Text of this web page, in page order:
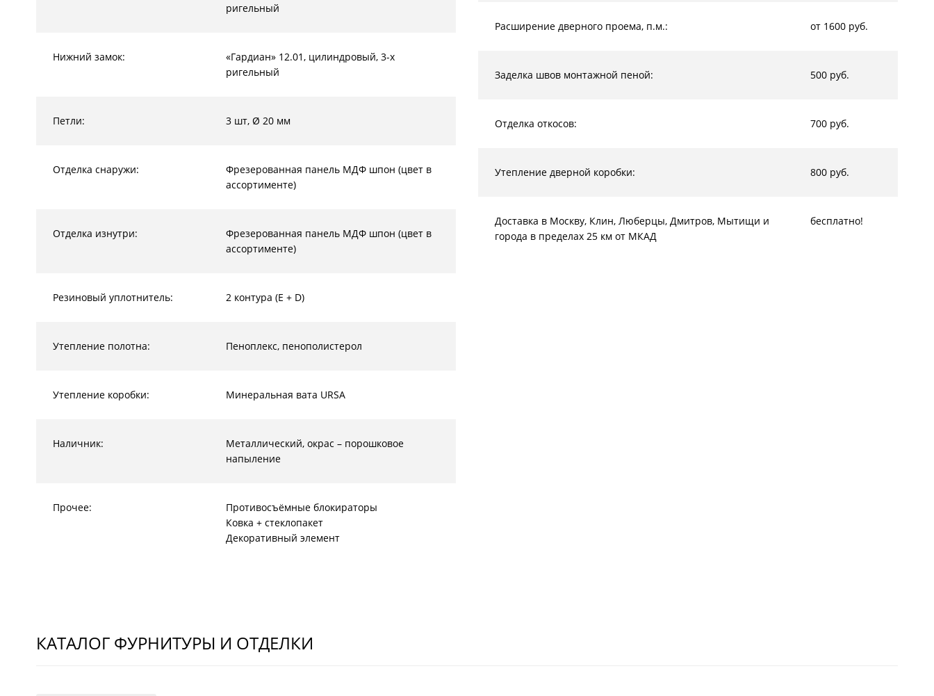
ригельный
Нижний замок:
«Гардиан» 12.01, цилиндровый, 3-х
ригельный
Петли: 3 шт, Ø 20 мм
Отделка снаружи:
Фрезерованная панель МДФ шпон (цвет в
ассортименте)
Отделка изнутри:
Фрезерованная панель МДФ шпон (цвет в
ассортименте)
Резиновый уплотнитель: 2 контура (E + D)
Утепление полотна: Пеноплекс, пенополистерол
Утепление коробки: Минеральная вата URSA
Наличник:
Металлический, окрас – порошковое
напыление
Прочее:
Противосъёмные блокираторы
Ковка + стеклопакет
Декоративный элемент
Расширение дверного проема, п.м.: от 1600 руб.
Заделка швов монтажной пеной: 500 руб.
Отделка откосов: 700 руб.
Утепление дверной коробки: 800 руб.
Доставка в Москву, Клин, Люберцы, Дмитров, Мытищи и
города в пределах 25 км от МКАД
бесплатно!
КАТАЛОГ ФУРНИТУРЫ И ОТДЕЛКИ